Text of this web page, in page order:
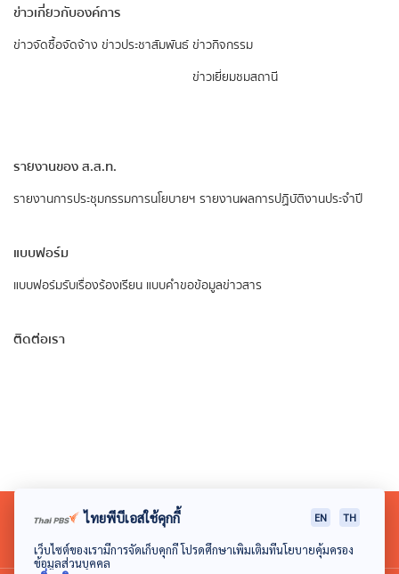
ข่าวเกี่ยวกับองค์การ
ข่าวจัดซื้อจัดจ้าง ข่าวประชาสัมพันธ์ ข่าวกิจกรรม
ข่าวเยี่ยมชมสถานี
รายงานของ ส.ส.ท.
รายงานการประชุมกรรมการนโยบายฯ รายงานผลการปฏิบัติงานประจำปี
แบบฟอร์ม
แบบฟอร์มรับเรื่องร้องเรียน แบบคำขอข้อมูลข่าวสาร
ติดต่อเรา
ไทยพีบีเอสใช้คุกกี้ EN TH
เว็บไซต์ของเรามีการจัดเก็บคุกกี้ โปรดศึกษาเพิ่มเติมที่นโยบายคุ้มครอง
ข้อมูลส่วนบุคคล